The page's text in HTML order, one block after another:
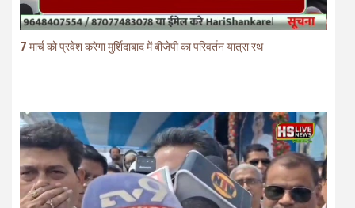
7 मार्च को प्रवेश करेगा मुर्शिदाबाद में बीजेपी का परिवर्तन यात्रा रथ